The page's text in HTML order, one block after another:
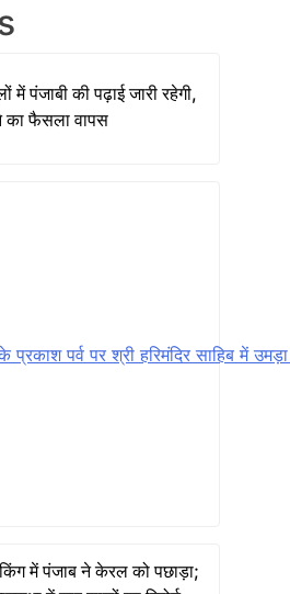
में पंजाबी की पढ़ाई जारी रहेगी,
फैसला वापस
में पंजाब ने केरल को पछाड़ा;